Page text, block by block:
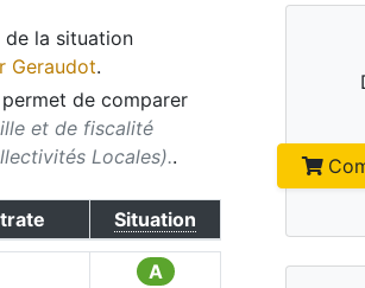
la situation
Geraudot.
de comparer
et de fiscalité
Locales)..
Situation
A